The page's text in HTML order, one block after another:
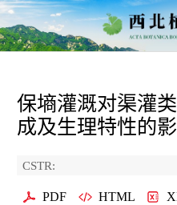
保墒灌溉对渠灌
成及生理特性的
CSTR:
PDF HTML